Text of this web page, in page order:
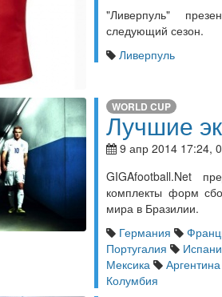
"Ливерпуль"
следующий сезон.
Ливерпуль
WORLD CUP
Лучшие
9 апр 2014 17:24, 0
GIGAfootball.Net
комплекты форм
мира в Бразилии.
Германия
Португалия
Мексика
Аргентина
Колумбия